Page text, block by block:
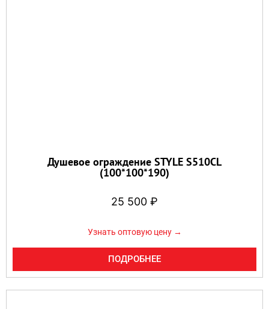
Душевое ограждение STYLE S510CL
(100*100*190)
25 500 ₽
Узнать оптовую цену →
ПОДРОБНЕЕ